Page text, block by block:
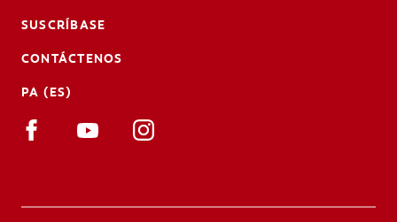
SUSCRÍBASE
CONTÁCTENOS
PA (ES)